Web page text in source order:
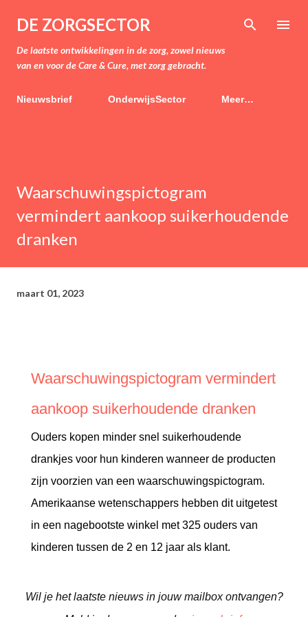
Doorgaan naar hoofdcontent
DE ZORGSECTOR
De laatste ontwikkelingen in de zorg, zowel nieuws
van en voor de Care & Cure, met zorg gebracht.
Nieuwsbrief OnderwijsSector Meer…
Waarschuwingspictogram
vermindert aankoop suikerhoudende
dranken
maart 01, 2023
Waarschuwingspictogram vermindert
aankoop suikerhoudende dranken
Ouders kopen minder snel suikerhoudende
drankjes voor hun kinderen wanneer de producten
zijn voorzien van een waarschuwingspictogram.
Amerikaanse wetenschappers hebben dit uitgetest
in een nagebootste winkel met 325 ouders van
kinderen tussen de 2 en 12 jaar als klant.
Wil je het laatste nieuws in jouw mailbox ontvangen?